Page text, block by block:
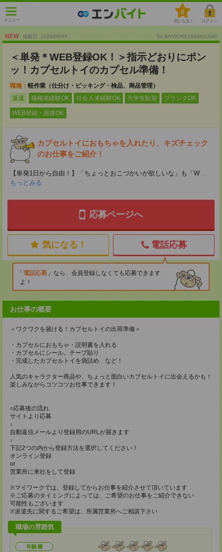
メニュー
0
気になる！ ログイン
NEW 掲載日 :2026/08/06 No.MYWORK2690811090
＜単発＊WEB登録OK！＞指示どおりにポン
ッ！カプセルトイのカプセル準備！
職種： 軽作業（仕分け・ピッキング・検品、商品管理）
派遣
職種未経験OK 社会人未経験OK 大学生歓迎 ブランクOK
WEB登録・面接OK
カプセルトイにおもちゃを入れたり、キズチェック
のお仕事をご紹介！
【単発1日から自由！】「ちょっとおこづかいが欲しいな」も「W ...
もっとみる
応募ページへ
気になる！ 電話応募
電話応募
なら、会員登録しなくても応募できます
よ！
お仕事の概要
＜ワクワクを届ける！カプセルトイの出荷準備＞
・カプセルにおもちゃ・説明書を入れる
・カプセルにシール。テープ貼り
・完成したカプセルトイを袋詰め など！
人気のキャラクター商品や、ちょっと面白いカプセルトイに出会えるかも！
楽しみながらコツコツお仕事できます！
○応募後の流れ
サイトより応募
↓
自動返信メールより登録用のURLが届きます
↓
下記2つの内から登録方法を選択してください！
オンライン登録
or
営業所に来社をして登録
※マイワークでは、登録してからお仕事を紹介させて頂いています
※ご応募のタイミングによっては、ご希望のお仕事をご紹介できない
可能性もございます
※派遣先に関するご希望は、所属営業所へご相談下さい
職場の雰囲気
年齢層